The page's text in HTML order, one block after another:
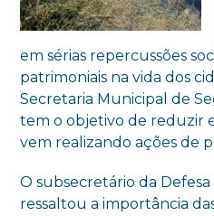
em sérias repercussões
patrimoniais na vida dos
Secretaria Municipal de
tem o objetivo de reduzir
vem realizando ações de
O subsecretário da Defesa
ressaltou a importância